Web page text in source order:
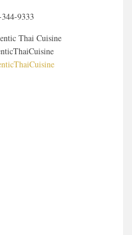
9333
Thai Cuisine